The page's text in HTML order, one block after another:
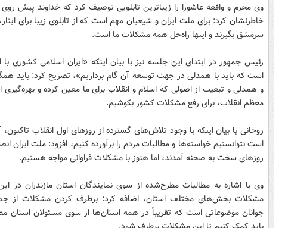
وی محرم و واقعه عاشورا را زیباترین تابلویی توصیف کرد که خداوند پیش
خاطرنشان کرد: برای ملت ایران و شیعیان مهم است که از تابلوی زیبا برای
سرمشق بگیرند و اینها راه‌حل همه مشکلات ما است.
رئیس جمهور در ابتدای این جلسه نیز با بیان اینکه «ایران اسلامی کشوری با
است که باید با همدلی در جهت توسعه آن گام برداریم»، تصریح کرد: باید
و همدلی و تبعیت از اصولی که اسلام و انقلاب برای ما معین کرده و بهره‌گیری
معظم انقلاب، برای رفع مشکلات کشور بکوشیم.
روحانی با بیان اینکه با وجود تلاش‌های گسترده از روزهای اول انقلاب
است نتوانستیم خواسته‌ها و مطالبات مردم را برآورده کنیم، افزود: ملت ایران
روزهای سخت به صحنه آمدند، اما هنوز با مشکلات فراوانی مواجه هستیم.
وی با اشاره به مطالبات مطرح‌شده از سوی نمایندگان استان مازندران در
مشکلات بخش‌های مختلف استان، اضافه کرد: برطرف کردن مشکلات از
جوانان موضوعاتی است که تقریباً در همه استان‌ها از سوی مسئولان